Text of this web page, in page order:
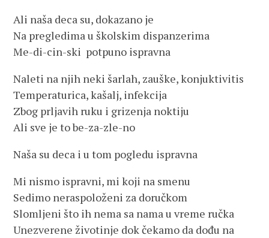
Ali naša deca su, dokazano je
Na pregledima u školskim dispanzerima
Me-di-cin-ski potpuno ispravna
Naleti na njih neki šarlah, zauške, konjuktivitis
Temperaturica, kašalj, infekcija
Zbog prljavih ruku i grizenja noktiju
Ali sve je to be-za-zle-no
Naša su deca i u tom pogledu ispravna
Mi nismo ispravni, mi koji na smenu
Sedimo neraspoloženi za doručkom
Slomljeni što ih nema sa nama u vreme ručka
Unezverene životinje dok čekamo da dođu na